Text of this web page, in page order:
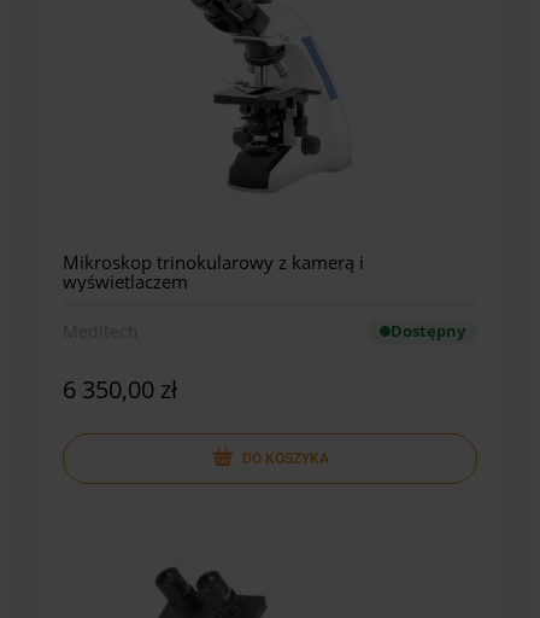
Mikroskop trinokularowy z kamerą i
wyświetlaczem
Dostępny
6 350,00 zł
DO KOSZYKA